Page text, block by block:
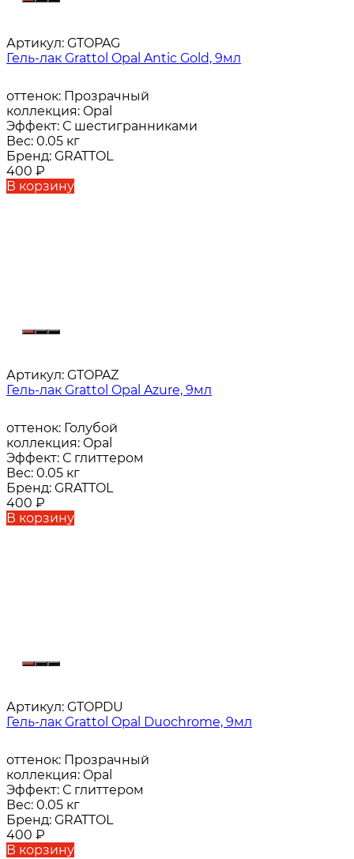
Артикул: GTOPAG
Гель-лак Grattol Opal Antic Gold, 9мл
оттенок: Прозрачный
коллекция: Opal
Эффект: С шестигранниками
Вес: 0.05 кг
Бренд: GRATTOL
400 ₽
В корзину
Артикул: GTOPAZ
Гель-лак Grattol Opal Azure, 9мл
оттенок: Голубой
коллекция: Opal
Эффект: С глиттером
Вес: 0.05 кг
Бренд: GRATTOL
400 ₽
В корзину
Артикул: GTOPDU
Гель-лак Grattol Opal Duochrome, 9мл
оттенок: Прозрачный
коллекция: Opal
Эффект: С глиттером
Вес: 0.05 кг
Бренд: GRATTOL
400 ₽
В корзину